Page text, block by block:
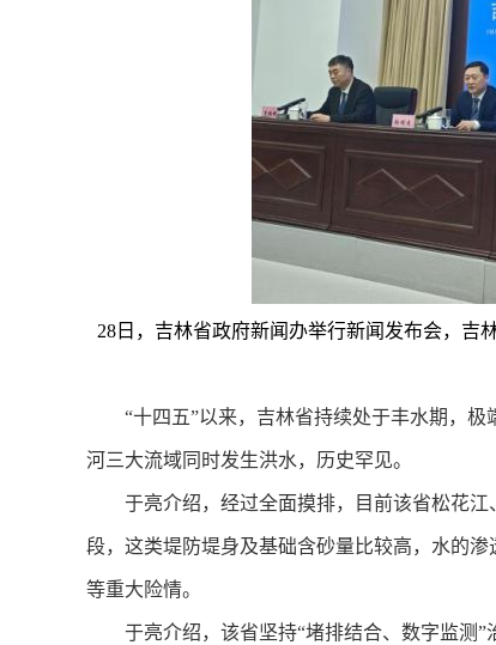
28日，吉林省政府新闻办举行新闻发布会，吉
“十四五”以来，吉林省持续处于丰水期，极
河三大流域同时发生洪水，历史罕见。
于亮介绍，经过全面摸排，目前该省松花江
段，这类堤防堤身及基础含砂量比较高，水的
等重大险情。
于亮介绍，该省坚持“堵排结合、数字监测”